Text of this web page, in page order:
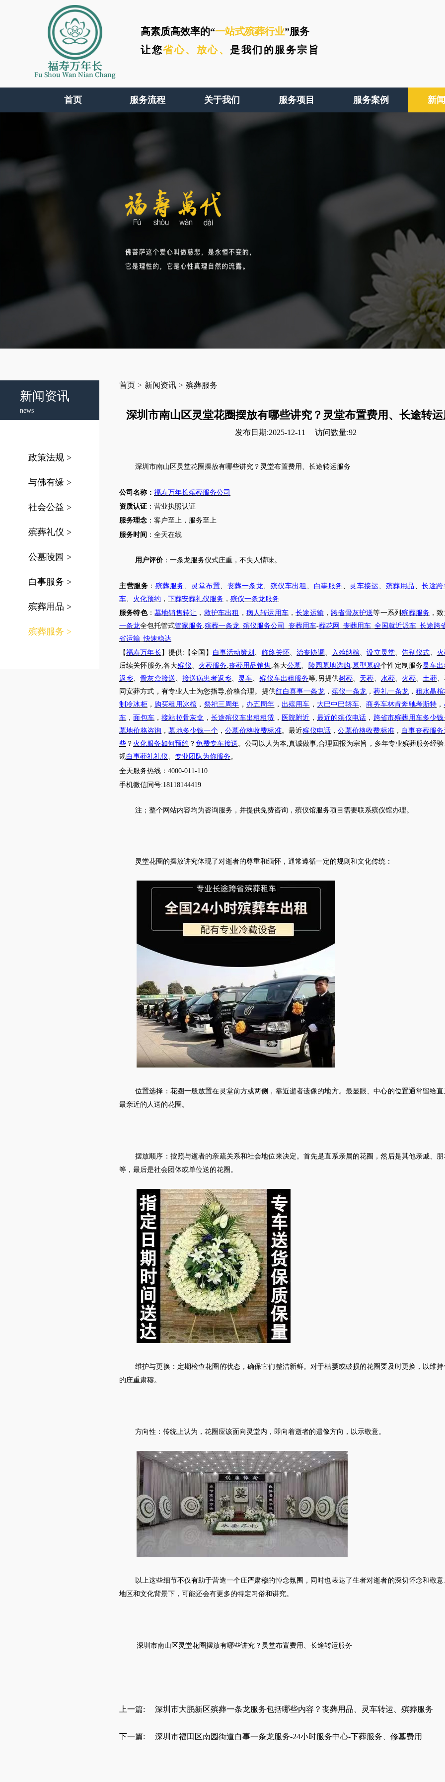
福寿万年长
Fu Shou Wan Nian Chang
高素质高效率的“一站式殡葬行业”服务
让您省心、 放心、 是我们的服务宗旨
首页 服务流程 关于我们 服务项目 服务案例 新
新闻资讯
news
政策法规 >
与佛有缘 >
社会公益 >
殡葬礼仪 >
公墓陵园 >
白事服务 >
殡葬用品 >
殡葬服务 >
首页 > 新闻资讯 > 殡葬服务
深圳市南山区灵堂花圈摆放有哪些讲究？灵堂布置费用、长途转
发布日期:2025-12-11 访问数量:92
深圳市南山区 灵堂花圈摆放有哪些讲究？灵堂布置费用 、长途转运 服务
公司名称： 福寿万年长殡葬服务公司
资质认证 ：营业执照认证
服务理念 ：客户至上，服务至上
服务时间 ：全天在线
用户评价： 一条龙服务仪式庄重，不失人情味。
主营服务 ： 殡葬服务 灵堂布置 丧葬一条龙 殡仪车出租 白事服务 灵车接运 殡葬用品
长途跨
车
火化预约 ， 下葬安葬礼仪服务 ， 殡仪一条龙服务
服务特色：墓地销售转让 ， 救护车出租 ， 病人转运用车，长途运输 ，跨省骨灰护送等一系列殡葬服务 ，
一条龙全包托管式管家服务 .殡葬一条龙 _殡仪服务公司 丧葬用车-葬花网 丧葬用车_ 全国就近派车_ 长途跨
省运输 _快速稳达
【福寿万年长 】提供:【全国】 白事活动策划 临终关怀 、治丧协调 入殓纳棺 、设立灵堂、告别仪式
后续关怀服务 ,各大殡仪 火葬服务 丧葬用品销售 ,各大公墓 陵园墓地选购 墓型墓碑个性定制服务 灵车
返乡 、骨灰盒接送 、接送病患者返乡、 灵车 、殡仪车出租服务等 ,另提供树葬 天葬 水葬、 火葬 土葬
同安葬方式，有专业人士为您指导 ,价格合理。提供红白喜事一条龙 ， 殡仪一条龙 ，葬礼一条龙 ，租水晶
制冷冰柜， 购买租用冰棺 ， 祭祀三周年 ， 办五周年 ， 出殡用车 ， 大巴中巴轿车 、商务车林肯奔驰考斯特 ，
车 ， 面包车 ，接站拉骨灰盒 ， 长途殡仪车出租租赁 ， 医院附近 ， 最近的殡仪电话 ， 跨省市殡葬用车多少
墓地价格咨询 ，墓地多少钱一个，公墓价格收费标准。最近殡仪电话 ，公墓价格收费标准 ， 白事丧葬服
些 ？ 火化服务如何预约 ？免费专车接送 。公司以人为本 ,真诚做事,合理回报为宗旨，多年专业殡葬服务经
规白事葬礼礼仪 专业团队为你服务 。
全天服务热线 ： 4000-011-110
手机微信同号:18118144419
注； 整个网站内容均为咨询服务，并提供免费咨询，殡仪馆服务项目需要联系殡仪馆办理 。
灵堂花圈的摆放讲究体现了对逝者的尊重和缅怀，通常遵循一定的规则和文化传统：
位置选择：花圈一般放置在灵堂前方或两侧，靠近逝者遗像的地方。最显眼、中心的位置通常留给
最亲近的人送的花圈。
摆放顺序：按照与逝者的亲疏关系和社会地位来决定。首先是直系亲属的花圈，然后是其他亲戚、
等，最后是社会团体或单位送的花圈。
维护与更换：定期检查花圈的状态，确保它们整洁新鲜。对于枯萎或破损的花圈要及时更换，以维
的庄重肃穆。
方向性：传统上认为，花圈应该面向灵堂内，即向着逝者的遗像方向，以示敬意。
以上这些细节不仅有助于营造一个庄严肃穆的悼念氛围，同时也表达了生者对逝者的深切怀念和敬
地区和文化背景下，可能还会有更多的特定习俗和讲究。
深圳市南山区 灵堂花圈摆放有哪些讲究 ？ 灵堂布置费用 长途转运 服务
上一篇: 深圳市大鹏新区殡葬一条龙服务包括哪些内容？丧葬用品、灵车转运、殡葬服务
下一篇: 深圳市福田区南园街道白事一条龙服务-24小时服务中心-下葬服务、修墓费用